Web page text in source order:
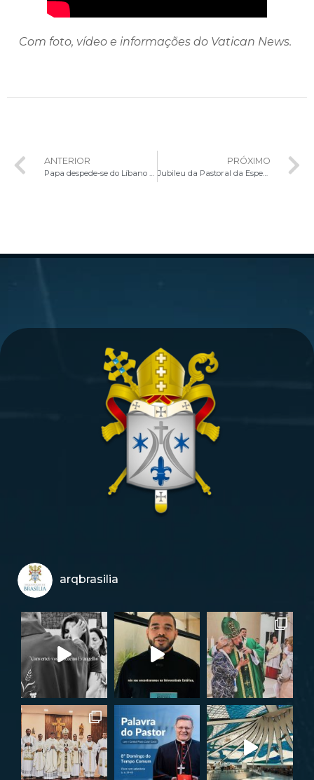
Com foto, vídeo e informações do Vatican News.
ANTERIOR
Papa despede-se do Líbano com apelo: “As armas matam. A negociação e o diálogo edificam”
PRÓXIMO
Jubileu da Pastoral da Esperança na Basílica Santuário São Francisco de Assis
arqbrasilia